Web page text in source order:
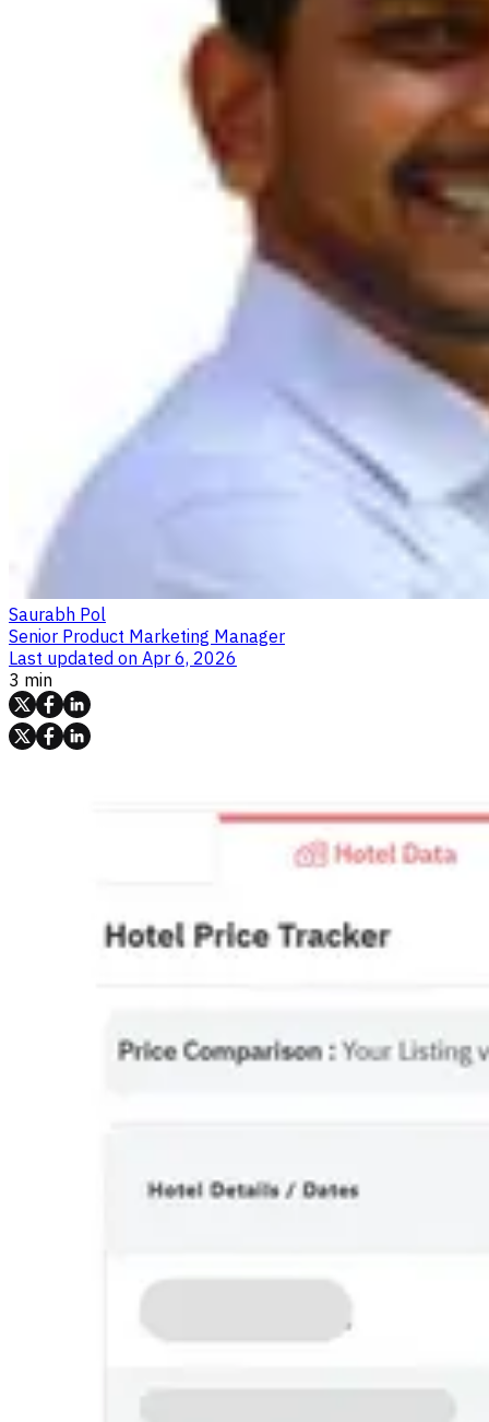
Saurabh Pol
Senior Product Marketing Manager
Last updated on Apr 6, 2026
3 min